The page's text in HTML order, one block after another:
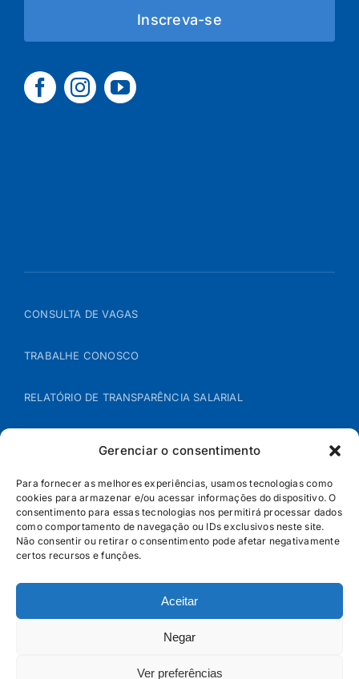
Gerenciar o consentimento
Para fornecer as melhores experiências, usamos tecnologias como
cookies para armazenar e/ou acessar informações do dispositivo. O
consentimento para essas tecnologias nos permitirá processar dados
como comportamento de navegação ou IDs exclusivos neste site.
Não consentir ou retirar o consentimento pode afetar negativamente
certos recursos e funções.
Aceitar
Negar
Ver preferências
Inscreva-se
CONSULTA DE VAGAS
TRABALHE CONOSCO
RELATÓRIO DE TRANSPARÊNCIA SALARIAL
POLÍTICA DE COOKIES
POLÍTICA DE PRIVACIDADE